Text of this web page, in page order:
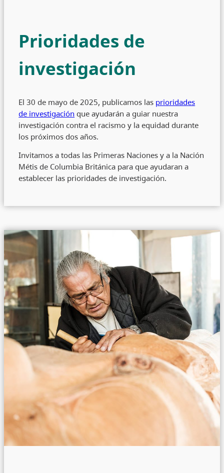
Prioridades de
investigación
El 30 de mayo de 2025, publicamos las prioridades
de investigación que ayudarán a guiar nuestra
investigación contra el racismo y la equidad durante
los próximos dos años.
Invitamos a todas las Primeras Naciones y a la Nación
Métis de Columbia Británica para que ayudaran a
establecer las prioridades de investigación.